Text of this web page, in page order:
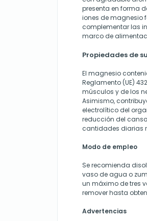
presenta en forma
iones de magnesio
complementar las
marco de
Propiedades de
El magnesio
Reglamento (UE)
músculos y de los
Asimismo,
electrolítico del
reducción del
cantidades diarias
Modo de empleo
Se recomienda
vaso de agua o
un máximo de tres
remover hasta
Advertencias